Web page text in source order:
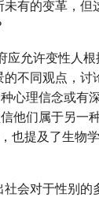
有的变革，但
应允许变性人
不同观点，讨
心理信念或有
他们属于另一
也提及了生物
会对于性别的